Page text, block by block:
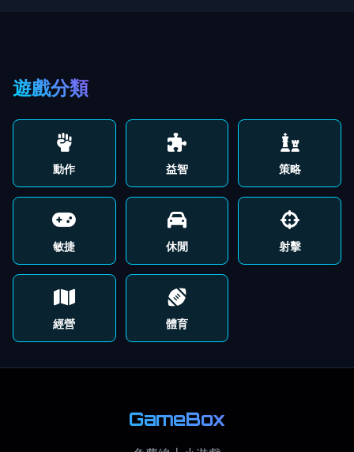
遊戲分類
動作 益智 策略
敏捷 休閒 射擊
經營 體育
GameBox